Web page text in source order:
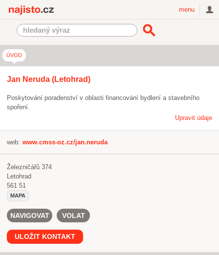
menu
ÚVOD
Jan Neruda (Letohrad)
Poskytování poradenství v oblasti financování bydlení a stavebního
spoření.
Upravit údaje
web: www.cmss-oz.cz/jan.neruda
Železničářů 374
Letohrad
561 51
MAPA
NAVIGOVAT VOLAT
ULOŽIT KONTAKT